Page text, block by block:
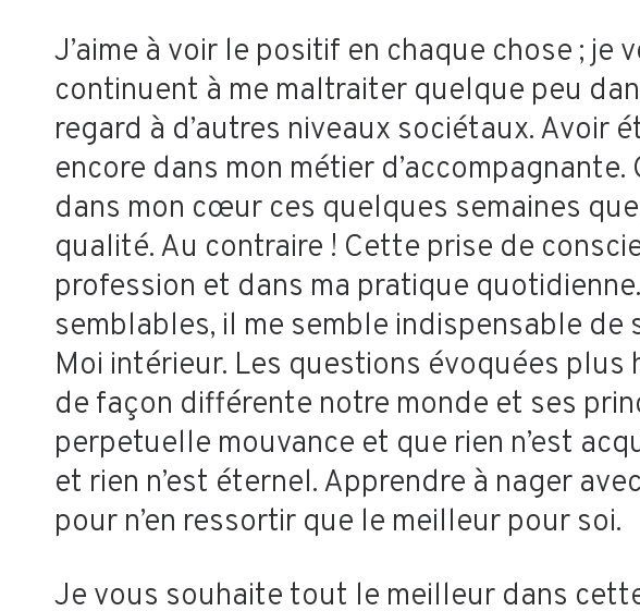
J’aime à voir le positif en chaque chose ; je
continuent à me maltraiter quelque peu
regard à d’autres niveaux sociétaux. Avoir
encore dans mon métier d’accompagnante.
dans mon cœur ces quelques semaines
qualité. Au contraire ! Cette prise de
profession et dans ma pratique
semblables, il me semble indispensable
Moi intérieur. Les questions évoquées plus
de façon différente notre monde et ses
perpetuelle mouvance et que rien n’est
et rien n’est éternel. Apprendre à nager
pour n’en ressortir que le meilleur pour soi.
Je vous souhaite tout le meilleur dans